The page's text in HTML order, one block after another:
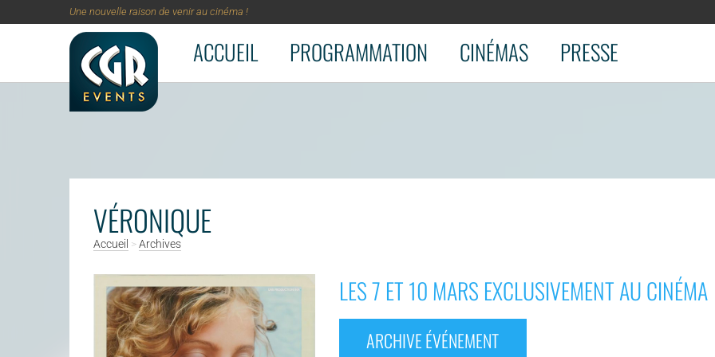
Aller au contenu principal
Une nouvelle raison de venir au cinéma !
ACCUEIL PROGRAMMATION CINÉMAS PRESSE
VÉRONIQUE
Accueil >Archives
LES 7 ET 10 MARS EXCLUSIVEMENT AU CINÉMA
ARCHIVE ÉVÉNEMENT